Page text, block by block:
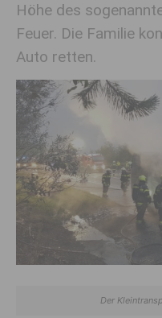
Höhe des
Feuer. Die Familie
Auto retten.
Der